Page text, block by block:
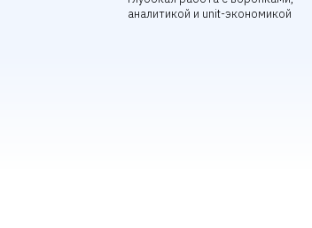
аналитикой и unit-экономикой